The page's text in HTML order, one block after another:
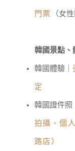
門票 （女
韓國景點、
韓國體驗｜
定
韓國證件照
拍攝、個
路店）